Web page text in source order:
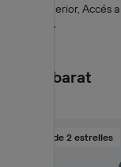
Piscina interior, Accés
130 €+
El més barat
Hotel de 2 estrelles